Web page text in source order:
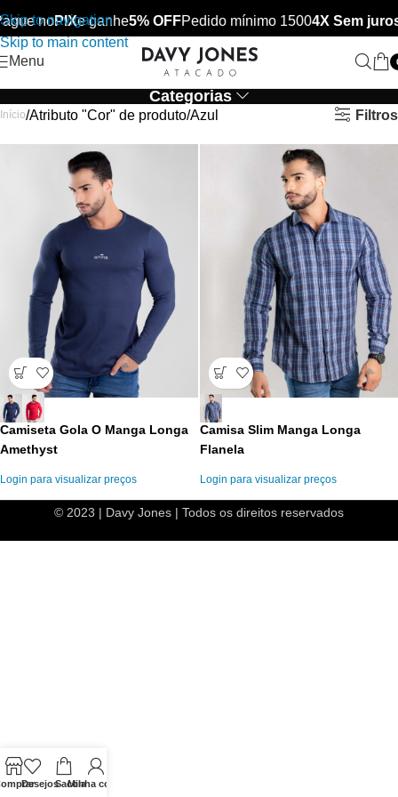
Skip to navigation
Skip to main content
noPIXe ganhe5% OFFPedido mínimo 15004X Sem
Menu
Categorias
Início Atributo "Cor" de produto Azul Filtros
Camiseta Gola O Manga Longa
Amethyst
Login para visualizar preços
Camisa Slim Manga Longa
Flanela
Login para visualizar preços
© 2023 | Davy Jones | Todos os direitos reservados
DesejosSacola
Minha conta